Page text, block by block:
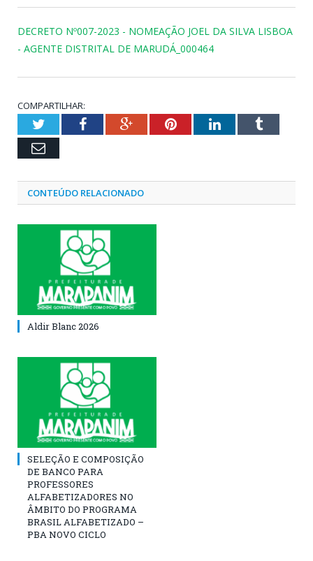
DECRETO Nº007-2023 - NOMEAÇÃO JOEL DA SILVA LISBOA
- AGENTE DISTRITAL DE MARUDÁ_000464
COMPARTILHAR:
TwitterFacebookGoogle+PinterestLinkedInTumblr
Email
CONTEÚDO RELACIONADO
Aldir Blanc 2026
SELEÇÃO E COMPOSIÇÃO
DE BANCO PARA
PROFESSORES
ALFABETIZADORES NO
ÂMBITO DO PROGRAMA
BRASIL ALFABETIZADO –
PBA NOVO CICLO